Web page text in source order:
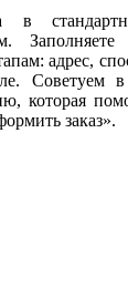
в
адрес,
Советуем
которая
заказ».